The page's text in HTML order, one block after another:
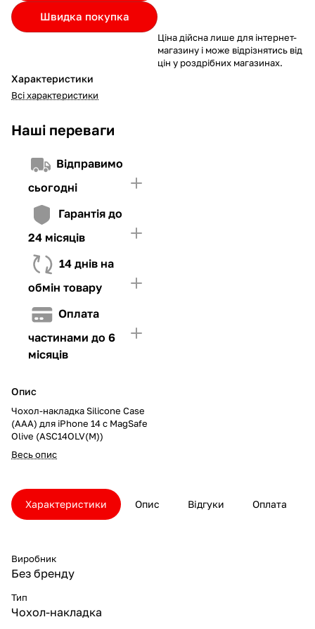
Швидка покупка
Характеристики
Всі характеристики
Наші переваги
Відправимо
сьогодні
Гарантія до
24 місяців
14 днів на
обмін товару
Оплата
частинами до 6
місяців
Опис
Чохол-накладка Silicone Case
(AAA) для iPhone 14 с MagSafe
Olive (ASC14OLV(M))
Весь опис
Якщо ліміт нижчий за вартість товару, невистачаючу суму
потрібно внести Першим внеском
4. Мати достатньо коштів для внесення першої частини платежу
та Першого внеску (у разі потреби)
Ціна дійсна лише для інтернет-
магазину і може відрізнятись від
цін у роздрібних магазинах.
Характеристики Опис Відгуки Оплата
Виробник
Без бренду
Тип
Чохол-накладка